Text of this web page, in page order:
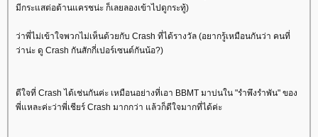
มีกระแสต่อต้านแครชน่ะ ก็เลยลองเข้าไปดูกระทู้)
ว่าพี่ไม่เข้าใจพวกไม่เห็นด้วยกับ Crash ที่ได้รางวัล (อยากรู้เหมือนกันว่า คนที่
ว่าน่ะ ดู Crash กันสักกี่เปอร์เซนต์กันน้อ?)
ดีใจที่ Crash ได้เช่นกันค่ะ เหมือนอย่างที่เอา BBMT มาบ่นใน "รำพึงรำพัน" ของ
พี่แหละค่ะว่าพี่เชียร์ Crash มากกว่า แล้วก็ดีใจมากที่ได้ค่ะ